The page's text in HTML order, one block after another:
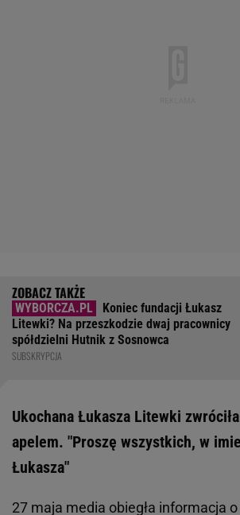
Koniec fundacji Łukasz
Litewki? Na przeszkodzie dwaj pracownicy
spółdzielni Hutnik z Sosnowca
SUBSKRYPCJA
Ukochana Łukasza Litewki
apelem. "Proszę wszystkich, w
Łukasza"
27 maja media obiegła informacja